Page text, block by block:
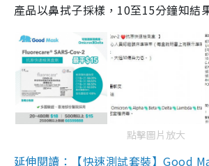
產品以鼻拭子採樣，10至15分鐘知結
點擊圖片放大
延伸閱讀：【快速測試套裝】Good